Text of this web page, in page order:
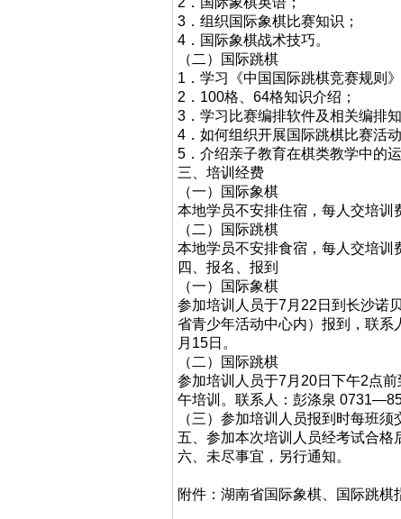
3．组织国际象棋比赛知识；
4．国际象棋战术技巧。
（二）国际跳棋
1．学习《中国国际跳棋竞赛规则》
2．100格、64格知识介绍；
3．学习比赛编排软件及相关编排知
4．如何组织开展国际跳棋比赛活动
5．介绍亲子教育在棋类教学中的运
三、培训经费
（一）国际象棋
本地学员不安排住宿，每人交培训
（二）国际跳棋
本地学员不安排食宿，每人交培训
四、报名、报到
（一）国际象棋
参加培训人员于7月22日到长沙诺
省青少年活动中心内）报到，联
月15日。
（二）国际跳棋
参加培训人员于7月20日下午2点
午培训。联系人：彭涤泉
（三）参加培训人员报到时每班须
五、参加本次培训人员经考试合格
六、未尽事宜，另行通知。
附件：湖南省国际象棋、国际跳棋